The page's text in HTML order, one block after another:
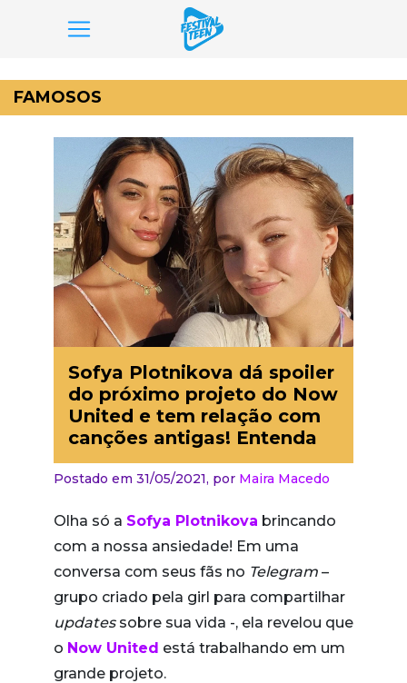
para
o
conteúdo
FAMOSOS
Sofya Plotnikova dá spoiler
do próximo projeto do Now
United e tem relação com
canções antigas! Entenda
Postado em 31/05/2021, por Maira Macedo
Olha só a Sofya Plotnikova brincando
com a nossa ansiedade! Em uma
conversa com seus fãs no Telegram –
grupo criado pela girl para compartilhar
updates sobre sua vida -, ela revelou que
o Now United está trabalhando em um
grande projeto.